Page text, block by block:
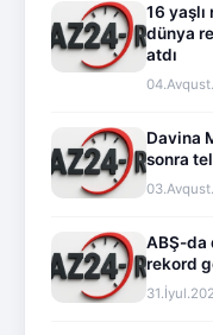
16
dünya
atdı
Davina
sonra
ABŞ-da
rekord